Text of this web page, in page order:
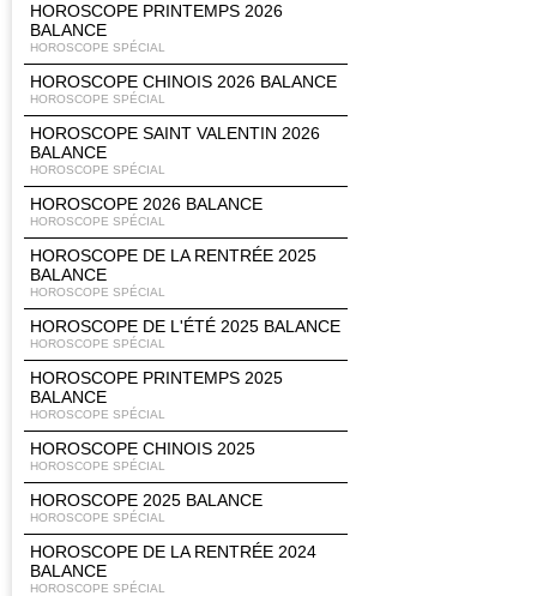
HOROSCOPE PRINTEMPS 2026
BALANCE
HOROSCOPE SPÉCIAL
HOROSCOPE CHINOIS 2026 BALANCE
HOROSCOPE SPÉCIAL
HOROSCOPE SAINT VALENTIN 2026
BALANCE
HOROSCOPE SPÉCIAL
HOROSCOPE 2026 BALANCE
HOROSCOPE SPÉCIAL
HOROSCOPE DE LA RENTRÉE 2025
BALANCE
HOROSCOPE SPÉCIAL
HOROSCOPE DE L'ÉTÉ 2025 BALANCE
HOROSCOPE SPÉCIAL
HOROSCOPE PRINTEMPS 2025
BALANCE
HOROSCOPE SPÉCIAL
HOROSCOPE CHINOIS 2025
HOROSCOPE SPÉCIAL
HOROSCOPE 2025 BALANCE
HOROSCOPE SPÉCIAL
HOROSCOPE DE LA RENTRÉE 2024
BALANCE
HOROSCOPE SPÉCIAL